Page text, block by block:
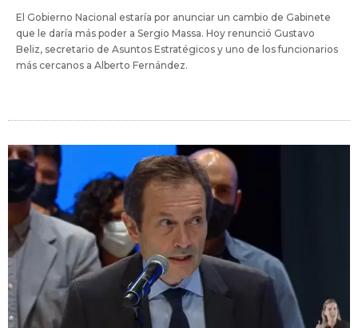
El Gobierno Nacional estaría por anunciar un cambio de Gabinete
que le daría más poder a Sergio Massa. Hoy renunció Gustavo
Beliz, secretario de Asuntos Estratégicos y uno de los funcionarios
más cercanos a Alberto Fernández.